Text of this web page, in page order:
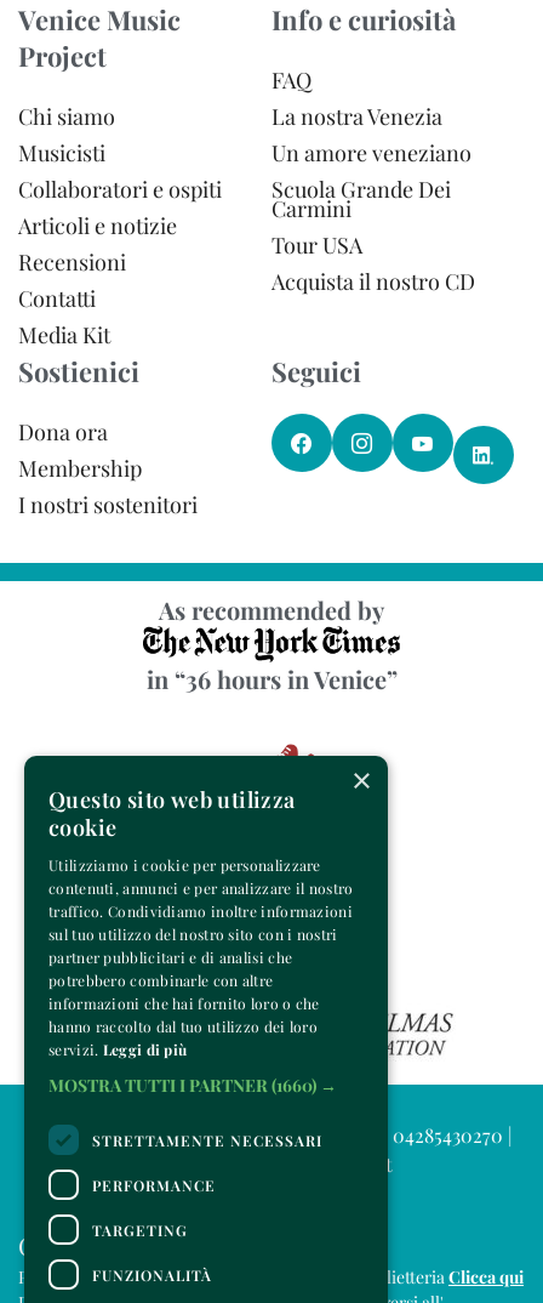
Venice Music
Project
Chi siamo
Musicisti
Collaboratori e ospiti
Articoli e notizie
Recensioni
Contatti
Media Kit
Info e curiosità
FAQ
La nostra Venezia
Un amore veneziano
Scuola Grande Dei
Carmini
Tour USA
Acquista il nostro CD
Sostienici
Dona ora
Membership
I nostri sostenitori
Seguici
As recommended by
in “36 hours in Venice”
© 2025 Venice Music Project | P.IVA e C.F. 04285430270 |
info@venicemusicproject.it
CONTATTI
Per informazioni e supporto all'acquisto della biglietteria Clicca qui
×
Questo sito web utilizza
cookie
Utilizziamo i cookie per personalizzare
contenuti, annunci e per analizzare il nostro
traffico. Condividiamo inoltre informazioni
sul tuo utilizzo del nostro sito con i nostri
partner pubblicitari e di analisi che
potrebbero combinarle con altre
informazioni che hai fornito loro o che
hanno raccolto dal tuo utilizzo dei loro
servizi. Leggi di più
MOSTRA TUTTI I PARTNER(1660) →
STRETTAMENTE NECESSARI
PERFORMANCE
TARGETING
FUNZIONALITÀ